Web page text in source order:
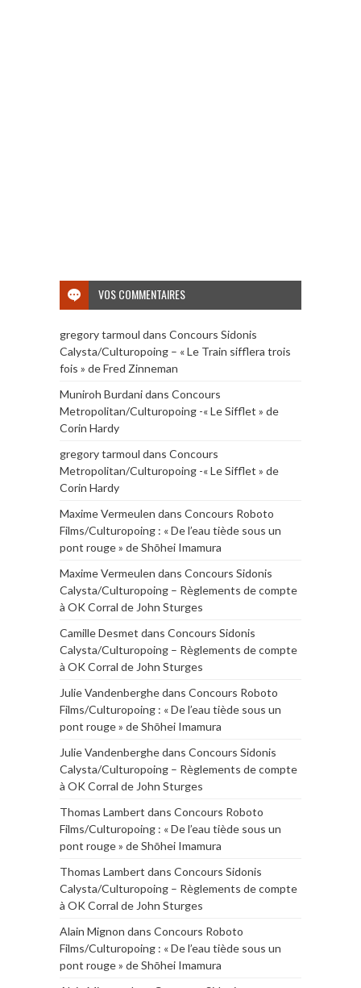
VOS COMMENTAIRES
gregory tarmoul dans Concours Sidonis
Calysta/Culturopoing – « Le Train sifflera trois
fois » de Fred Zinneman
Muniroh Burdanidans Concours
Metropolitan/Culturopoing -« Le Sifflet » de
Corin Hardy
gregory tarmoul dans Concours
Metropolitan/Culturopoing -« Le Sifflet » de
Corin Hardy
Maxime Vermeulen dans Concours Roboto
Films/Culturopoing : « De l’eau tiède sous un
pont rouge » de Shōhei Imamura
Maxime Vermeulen dans Concours Sidonis
Calysta/Culturopoing – Règlements de compte
à OK Corral de John Sturges
Camille Desmet dans Concours Sidonis
Calysta/Culturopoing – Règlements de compte
à OK Corral de John Sturges
Julie Vandenberghedans Concours Roboto
Films/Culturopoing : « De l’eau tiède sous un
pont rouge » de Shōhei Imamura
Julie Vandenberghedans Concours Sidonis
Calysta/Culturopoing – Règlements de compte
à OK Corral de John Sturges
Thomas Lambert dans Concours Roboto
Films/Culturopoing : « De l’eau tiède sous un
pont rouge » de Shōhei Imamura
Thomas Lambert dans Concours Sidonis
Calysta/Culturopoing – Règlements de compte
à OK Corral de John Sturges
Alain Mignon dans Concours Roboto
Films/Culturopoing : « De l’eau tiède sous un
pont rouge » de Shōhei Imamura